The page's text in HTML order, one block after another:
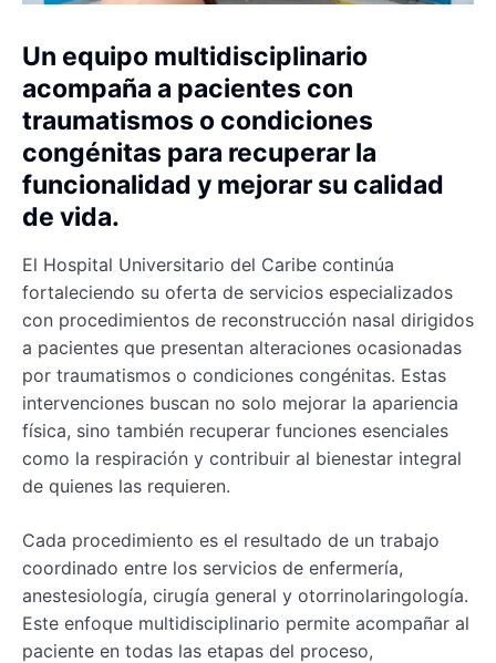
Un equipo multidisciplinario
acompaña a pacientes con
traumatismos o condiciones
congénitas para recuperar la
funcionalidad y mejorar su calidad
de vida.
El Hospital Universitario del Caribe continúa
fortaleciendo su oferta de servicios especializados
con procedimientos de reconstrucción nasal dirigidos
a pacientes que presentan alteraciones ocasionadas
por traumatismos o condiciones congénitas. Estas
intervenciones buscan no solo mejorar la apariencia
física, sino también recuperar funciones esenciales
como la respiración y contribuir al bienestar integral
de quienes las requieren.
Cada procedimiento es el resultado de un trabajo
coordinado entre los servicios de enfermería,
anestesiología, cirugía general y otorrinolaringología.
Este enfoque multidisciplinario permite acompañar al
paciente en todas las etapas del proceso,